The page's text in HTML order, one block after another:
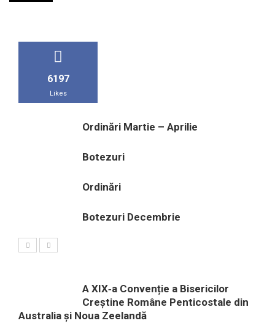
6197
Likes
Ordinări Martie – Aprilie
Botezuri
Ordinări
Botezuri Decembrie
A XIX‑a Convenție a Bisericilor
Creștine Române Penticostale din
Australia și Noua Zeelandă